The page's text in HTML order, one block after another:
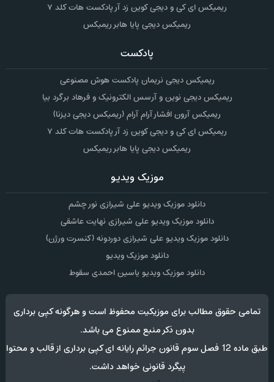
ریمیکس ای کی و دیجی کوین زد آر پادکست هات کلد ۷
ریمیکس دیجی پایا هابر ریمیکس
پادکست
ریمیکس دیجی نریمان پادکست هوش مصنوعی
ریمیکس دیجی نوین و آرسس الکترونیک و فرهاد برگرد بیا
ریمیکس آرون افشار آرام آرام (ریمیکس دیجی دیزنا)
ریمیکس ای کی و دیجی کوین زد آر پادکست هات کلد ۷
ریمیکس دیجی پایا هابر ریمیکس
موزیک ویدیو
دانلود موزیک ویدیو علی شیرازی نور چشم
دانلود موزیک ویدیو علی شیرازی نهایت عاشقی
دانلود موزیک ویدیو علی شیرازی دوردونه (کنسرت ورژن)
دانلود موزیک ویدیو
دانلود موزیک ویدیو یاسین احمدی سقوط
تمامی حقوق مطالب برای موزیکیت محفوظ است و هرگونه کپی برداری
بدون ذکر منبع ممنوع می باشد.
طبق ماده 12 فصل سوم قانون جرائم رایانه ای کپی برداری از قالب و محتوا
پیگرد قانونی خواهد داشت.